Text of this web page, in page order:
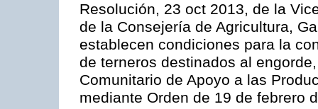
Resolución, 23 oct 2013, de la
de la Consejería de Agricultura,
establecen condiciones para la
de terneros destinados al
Comunitario de Apoyo a las
mediante Orden de 19 de febrero